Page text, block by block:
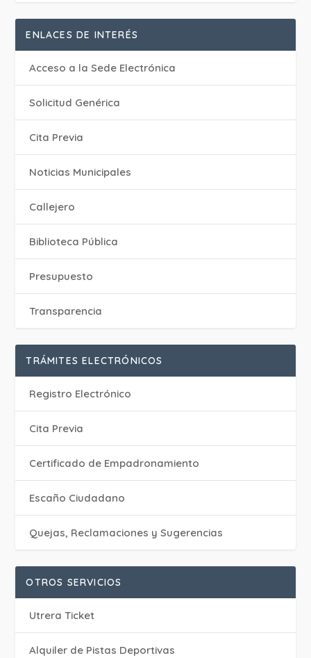
ENLACES DE INTERÉS
Acceso a la Sede Electrónica
Solicitud Genérica
Cita Previa
‎Noticias Municipales
Callejero
Biblioteca Pública
Presupuesto
Transparencia
TRÁMITES ELECTRÓNICOS
Registro Electrónico
Cita Previa
Certificado de Empadronamiento
Escaño Ciudadano
Quejas, Reclamaciones y Sugerencias
OTROS SERVICIOS
Utrera Ticket
Alquiler de Pistas Deportivas